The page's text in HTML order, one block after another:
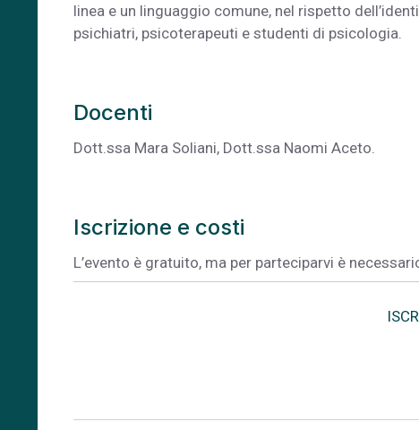
linea e un linguaggio comune, nel rispetto
psichiatri, psicoterapeuti e studenti di psicologia.
Docenti
Dott.ssa Mara Soliani, Dott.ssa Naomi Aceto.
Iscrizione e costi
L’evento è gratuito, ma per parteciparvi è